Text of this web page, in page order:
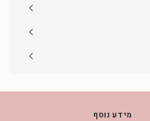
מידע נוסף